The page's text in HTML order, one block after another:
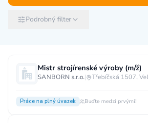
Podrobný filter
Mistr strojírenské výroby (m/ž)
SANBORN s.r.o.| Třebíčská 1507,
Práce na plný úvazek Buďte medzi prvými!
Měsíční plat
40 000 CZK a více
60 000 CZK a více